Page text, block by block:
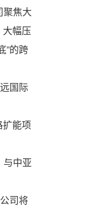
聚焦大
大幅压
”的跨
国际
扩能项
与中亚
司将